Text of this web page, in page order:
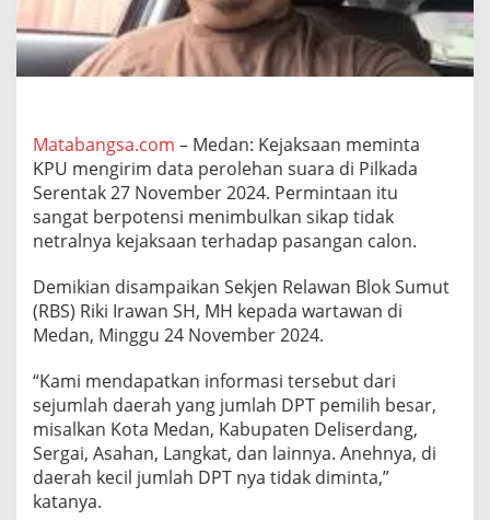
u
a
P
P
S
A
p
T
u
j
u
n
n
y
a
Matabangsa.com – Medan: Kejaksaan meminta
KPU mengirim data perolehan suara di Pilkada
Serentak 27 November 2024. Permintaan itu
sangat berpotensi menimbulkan sikap tidak
netralnya kejaksaan terhadap pasangan calon.
Demikian disampaikan Sekjen Relawan Blok Sumut
(RBS) Riki Irawan SH, MH kepada wartawan di
Medan, Minggu 24 November 2024.
“Kami mendapatkan informasi tersebut dari
sejumlah daerah yang jumlah DPT pemilih besar,
misalkan Kota Medan, Kabupaten Deliserdang,
Sergai, Asahan, Langkat, dan lainnya. Anehnya, di
daerah kecil jumlah DPT nya tidak diminta,”
katanya.